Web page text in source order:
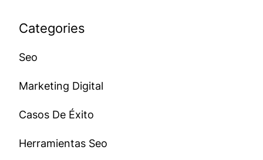
Categories
Seo
Marketing Digital
Casos De Éxito
Herramientas Seo